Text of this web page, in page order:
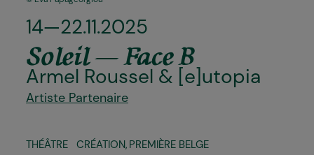
14—22.11.2025
Soleil — Face B
Armel Roussel & [e]utopia
Artiste Partenaire
THÉÂTRE CRÉATION, PREMIÈRE BELGE